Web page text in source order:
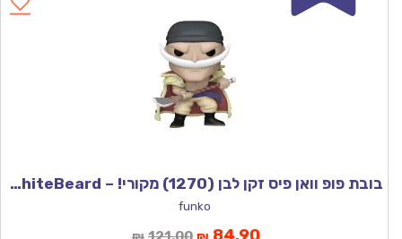
בובת פופ וואן פיס זקן לבן (1270) מקורי! – Funco WhiteBeard
funko
המחיר המחיר